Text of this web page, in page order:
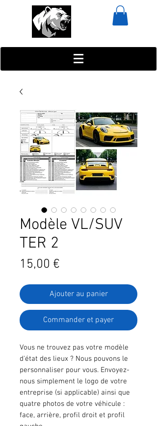
Modèle VL/SUV
TER 2
15,00 €
Ajouter au panier
Commander et payer
Vous ne trouvez pas votre modèle
d'état des lieux ? Nous pouvons le
personnaliser pour vous. Envoyez-
nous simplement le logo de votre
entreprise (si applicable) ainsi que
quatre photos de votre véhicule :
face, arrière, profil droit et profil